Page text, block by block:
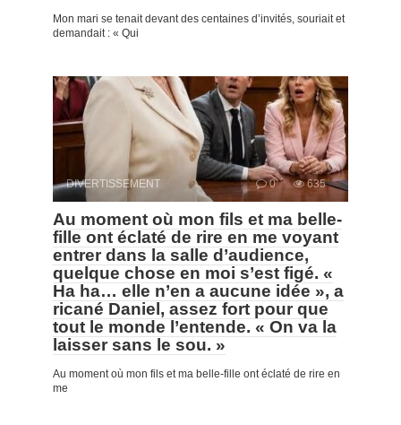
Mon mari se tenait devant des centaines d’invités, souriait et
demandait : « Qui
DIVERTISSEMENT 0 635
Au moment où mon fils et ma belle-
fille ont éclaté de rire en me voyant
entrer dans la salle d’audience,
quelque chose en moi s’est figé. «
Ha ha… elle n’en a aucune idée », a
ricané Daniel, assez fort pour que
tout le monde l’entende. « On va la
laisser sans le sou. »
Au moment où mon fils et ma belle-fille ont éclaté de rire en
me